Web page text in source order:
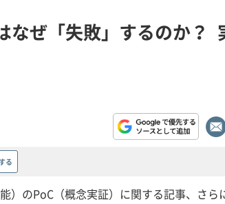
なぜ「失敗」するのか？
る
）のPoC（概念実証）に関する記事、さら